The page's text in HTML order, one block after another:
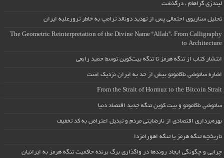
لیندزی گراهام ، درگذشت
تحلیل سناریوی احتمالی پس از تهدید دونالد ترامپ به خاطر ترورعلیه ایران
The Geometric Reinterpretation of the Divine Name “Allah”: From Calligraphy
to Architecture
انتشار کتاب از تنگه هرمز تا تنگه بیت‌کوین توسط حمید رابعی
اشاره ساتوشی ناکاموتو بیش از حد به ایران نزدیک است
From the Strait of Hormuz to the Bitcoin Strait
ساتوشی ناکاموتو و بیت کوین تنگه جدید اقتصاد دنیا
بهره‌برداری اقتصادی از نارضایتی مردم و تبدیل اعتراض به کد تخفیف
تاریخچه تنگه هرمز یا تنگه اهورامزدا
چرایی و چگونگی ایجاد روندها در واگذاری برگ برنده حاکمیت تنگه هرمز به ایرانیان